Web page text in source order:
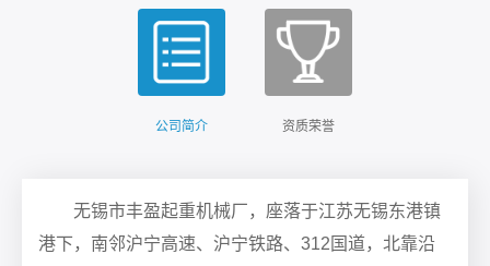
公司简介 资质荣誉
无锡市丰盈起重机械厂，座落于江苏无锡东港镇
港下，南邻沪宁高速、沪宁铁路、312国道，北靠沿